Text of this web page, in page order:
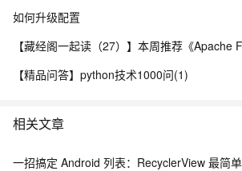
如何升级配置
【精品问答】python技术1000问(1)
相关文章
一招搞定 Android 列表：RecyclerView 最简